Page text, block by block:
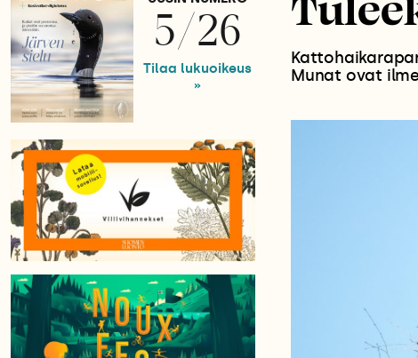
5/26
Tilaa lukuoikeus
»
Munat ovat